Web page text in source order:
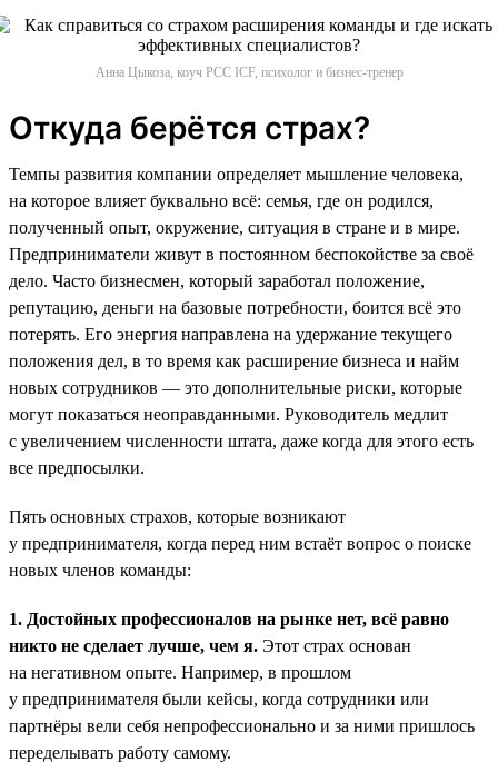
Анна Цыкоза, коуч PCC ICF, психолог и бизнес-тренер
Откуда берётся страх?
Темпы развития компании определяет мышление человека,
на которое влияет буквально всё: семья, где он родился,
полученный опыт, окружение, ситуация в стране и в мире.
Предприниматели живут в постоянном беспокойстве за своё
дело. Часто бизнесмен, который заработал положение,
репутацию, деньги на базовые потребности, боится всё это
потерять. Его энергия направлена на удержание текущего
положения дел, в то время как расширение бизнеса и найм
новых сотрудников — это дополнительные риски, которые
могут показаться неоправданными. Руководитель медлит
с увеличением численности штата, даже когда для этого есть
все предпосылки.
Пять основных страхов, которые возникают
у предпринимателя, когда перед ним встаёт вопрос о поиске
новых членов команды:
1. Достойных профессионалов на рынке нет, всё равно
никто не сделает лучше, чем я. Этот страх основан
на негативном опыте. Например, в прошлом
у предпринимателя были кейсы, когда сотрудники или
партнёры вели себя непрофессионально и за ними пришлось
переделывать работу самому.